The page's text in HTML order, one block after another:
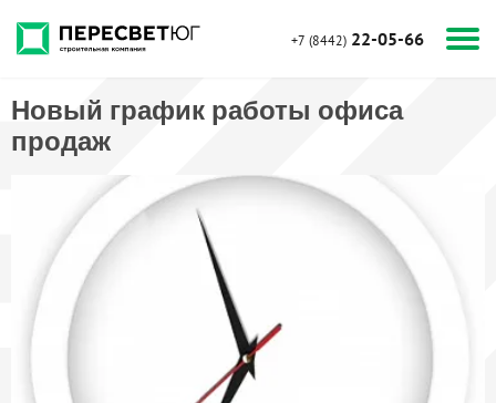
+7 (8442) 22-05-66
Новый график работы офиса
продаж